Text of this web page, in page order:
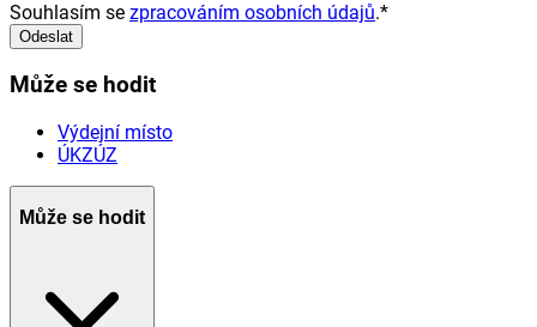
Souhlasím se zpracováním osobních údajů.*
Odeslat
Může se hodit
Výdejní místo
ÚKZÚZ
Může se hodit